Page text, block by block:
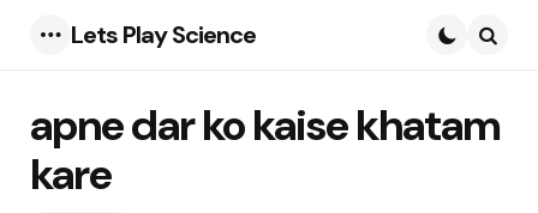
Lets Play Science
apne dar ko kaise khatam
kare